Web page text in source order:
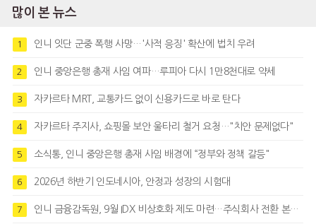
많이 본 뉴스
1 인니 잇단 군중 폭행 사망…'사적 응징' 확산에 법치 우려
2 인니 중앙은행 총재 사임 여파…루피아 다시 1만8천대로 약세
3 자카르타 MRT, 교통카드 없이 신용카드로 바로 탄다
4 자카르타 주지사, 쇼핑몰 보안 울타리 철거 요청…"치안 문제없다"
5 소식통, 인니 중앙은행 총재 사임 배경에 “정부와 정책 갈등"
6 2026년 하반기 인도네시아, 안정과 성장의 시험대
7 인니 금융감독원, 9월 IDX 비상호화 제도 마련…주식회사 전환 본격화